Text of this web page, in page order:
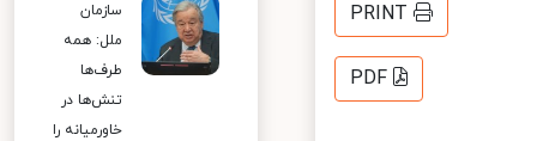
PRINT
PDF
سازمان
ملل: همه
طرف‌ها
تنش‌ها در
خاورمیانه را